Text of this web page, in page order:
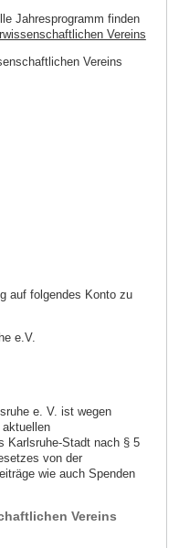
Jahresprogramm finden
Vereins
Vereins
auf folgendes Konto zu
e.V.
e. V. ist wegen
Karlsruhe-Stadt nach § 5
von der
wie auch Spenden
Vereins